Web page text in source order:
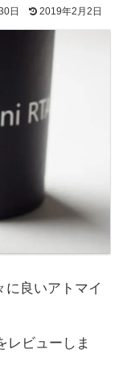
日 2019年2月2日
に良いアトマイ
レビューしま